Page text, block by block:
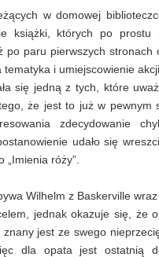
w domowej
książki, których po
po paru pierwszych stronach
i umiejscowienie
się jedną z tych, które
że jest to już w pewnym
zdecydowanie
udało się
„Imienia róży”.
Wilhelm z Baskerville
jednak okazuje się, że
jest ze swego
dla opata jest ostatnią